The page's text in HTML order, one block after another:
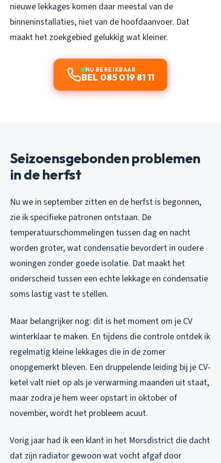
nieuwe lekkages komen daar meestal van de
binneninstallaties, niet van de hoofdaanvoer. Dat
maakt het zoekgebied gelukkig wat kleiner.
NU BEREIKBAAR
BEL 085 019 81 11
Seizoensgebonden problemen
in de herfst
Nu we in september zitten en de herfst is begonnen,
zie ik specifieke patronen ontstaan. De
temperatuurschommelingen tussen dag en nacht
worden groter, wat condensatie bevordert in oudere
woningen zonder goede isolatie. Dat maakt het
onderscheid tussen een echte lekkage en condensatie
soms lastig vast te stellen.
Maar belangrijker nog: dit is het moment om je CV
winterklaar te maken. En tijdens die controle ontdek ik
regelmatig kleine lekkages die in de zomer
onopgemerkt bleven. Een druppelende leiding bij je CV-
ketel valt niet op als je verwarming maanden uit staat,
maar zodra je hem weer opstart in oktober of
november, wordt het probleem acuut.
Vorig jaar had ik een klant in het Morsdistrict die dacht
dat zijn radiator gewoon wat vocht afgaf door